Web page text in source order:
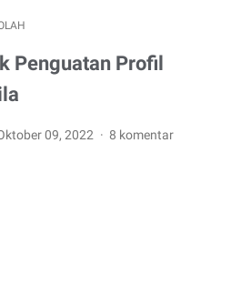
Penguatan Profil
09, 2022 8 komentar